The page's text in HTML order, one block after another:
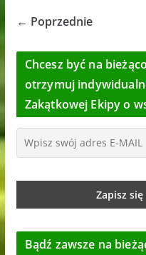
← Poprzednie
Chcesz być na
otrzymuj
Zakątkowej Ekipy o
Bądź zawsze na